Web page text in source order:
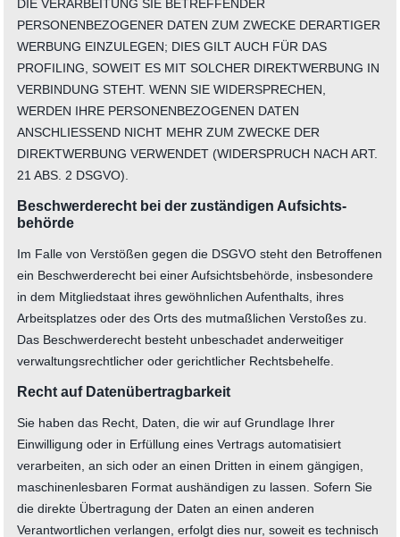
DIE VERARBEITUNG SIE BETREFFENDER
PERSONENBEZOGENER DATEN ZUM ZWECKE DERARTIGER
WERBUNG EINZULEGEN; DIES GILT AUCH FÜR DAS
PROFILING, SOWEIT ES MIT SOLCHER DIREKTWERBUNG IN
VERBINDUNG STEHT. WENN SIE WIDERSPRECHEN,
WERDEN IHRE PERSONENBEZOGENEN DATEN
ANSCHLIESSEND NICHT MEHR ZUM ZWECKE DER
DIREKTWERBUNG VERWENDET (WIDERSPRUCH NACH ART.
21 ABS. 2 DSGVO).
Beschwerde­recht bei der zuständigen Aufsichts­
behörde
Im Falle von Verstößen gegen die DSGVO steht den Betroffenen
ein Beschwerderecht bei einer Aufsichtsbehörde, insbesondere
in dem Mitgliedstaat ihres gewöhnlichen Aufenthalts, ihres
Arbeitsplatzes oder des Orts des mutmaßlichen Verstoßes zu.
Das Beschwerderecht besteht unbeschadet anderweitiger
verwaltungsrechtlicher oder gerichtlicher Rechtsbehelfe.
Recht auf Daten­übertrag­barkeit
Sie haben das Recht, Daten, die wir auf Grundlage Ihrer
Einwilligung oder in Erfüllung eines Vertrags automatisiert
verarbeiten, an sich oder an einen Dritten in einem gängigen,
maschinenlesbaren Format aushändigen zu lassen. Sofern Sie
die direkte Übertragung der Daten an einen anderen
Verantwortlichen verlangen, erfolgt dies nur, soweit es technisch